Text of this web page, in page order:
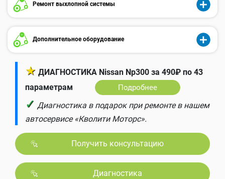
Ремонт выхлопной системы
Дополнительное оборудование
★ ДИАГНОСТИКА Nissan Np300 за 490₽ по 43
параметрам
Подробнее
✓ Диагностика в подарок при ремонте в нашем
автосервисе «Кволити Моторс».
Получить консультацию
Диагностика